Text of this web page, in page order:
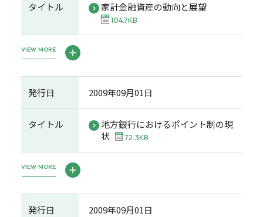
タイトル 家計金融資産の動向と展望
104.7KB
VIEW MORE
発行日 2009年09月01日
タイトル
地方銀行におけるポイント制の現
状
72.3KB
VIEW MORE
発行日 2009年09月01日